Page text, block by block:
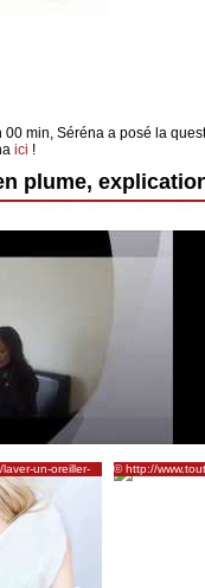
00 min, Séréna a posé la
ici !
plume,
un-oreiller-
© http://
Nettoyer-